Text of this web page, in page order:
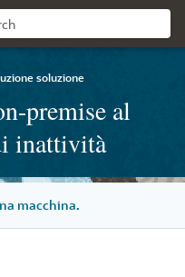
soluzione
premise al
inattività
macchina.